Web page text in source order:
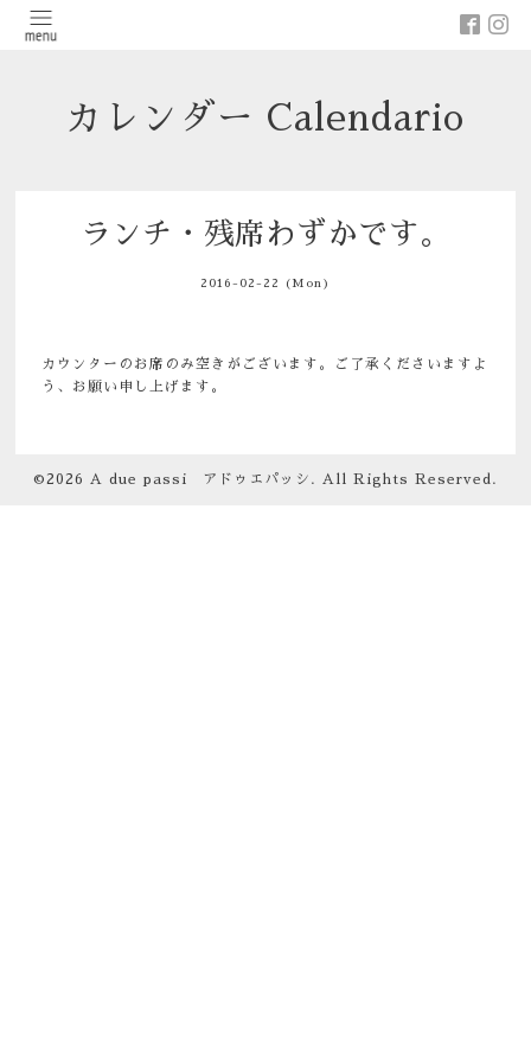
カレンダー Calendario
ランチ・残席わずかです。
2016-02-22 (Mon)
カウンターのお席のみ空きがございます。ご了承くださいますよ
う、お願い申し上げます。
©2026 A due passi アドゥエパッシ . All Rights Reserved.